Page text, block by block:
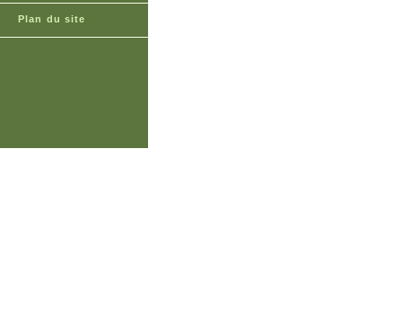
Plan du site